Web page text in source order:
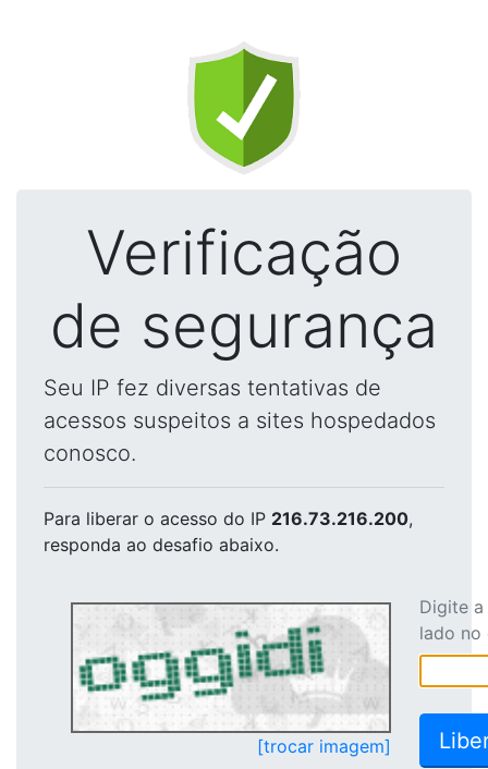
Verificação
de segurança
Seu IP fez diversas tentativas de
acessos suspeitos a sites hospedados
conosco.
Para liberar o acesso do IP 216.73.216.200,
responda ao desafio abaixo.
[trocar imagem]
Digite
lado no